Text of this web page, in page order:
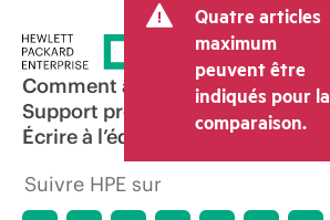
Quatre articles
maximum
peuvent être
indiqués pour la
comparaison.
Comment acheter
Support produit
Écrire à l’équipe commerciale
Suivre HPE sur